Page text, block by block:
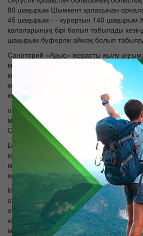
80 шақырым Шымкент қаласынан
45 шақырым - - курортын 140 шақырым
қалаларының бірі болып табылады
шақырым буферлік аймақ болып
Санаторий «Арыс» жерасты жылу
минералды су бірегей көзі болып
құрамы мен сілтілік жұмсақ
жақты тиімді әсері бар медициналық
жолдары суару, құм жоюды және шағын
науқастардың медициналық емдеу
мүмкіндік береді кірден өз қойма бар,
Оңтүстік Қазақстан курорттарының бірі.
Біздің курорттық демалыс пен емдеу
курорттық қызметтерді тұтас диапазоны
массаж, парафин емдеу бөлмесі,
және одан да көп.
Мәдени және ойын-сауық кешені
отбасы, достары немесе
орталығы болып табылады. Discovery:
жаттығу залы. Жазда, ашық бассейн
мен би кешімен: кештер, мәдени іс-